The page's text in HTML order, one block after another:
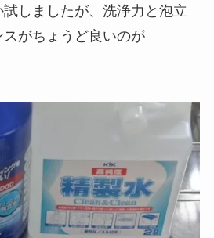
しましたが、洗浄力と泡立
がちょうど良いのが